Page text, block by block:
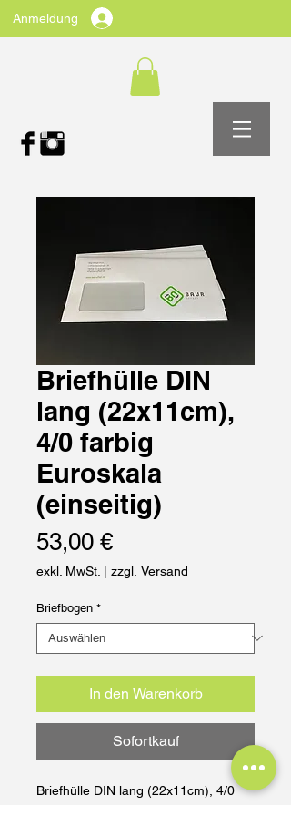
Anmeldung
Briefhülle DIN
lang (22x11cm),
4/0 farbig
Euroskala
(einseitig)
53,00 €Preis
exkl. MwSt. zzgl. Versand
Briefbogen *
In den Warenkorb
Sofortkauf
Briefhülle DIN lang (22x11cm), 4/0